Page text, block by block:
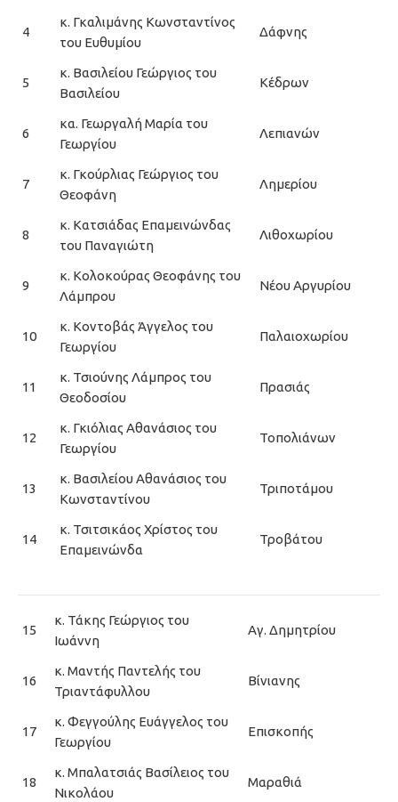
4
κ. Γκαλιμάνης Κωνσταντίνος
του Ευθυμίου
Δάφνης
5
κ. Βασιλείου Γεώργιος του
Βασιλείου
Κέδρων
6
κα. Γεωργαλή Μαρία του
Γεωργίου
Λεπιανών
7
κ. Γκούρλιας Γεώργιος του
Θεοφάνη
Λημερίου
8
κ. Κατσιάδας Επαμεινώνδας
του Παναγιώτη
Λιθοχωρίου
9
κ. Κολοκούρας Θεοφάνης του
Λάμπρου
Νέου Αργυρίου
10
κ. Κοντοβάς Άγγελος του
Γεωργίου
Παλαιοχωρίου
11
κ. Τσιούνης Λάμπρος του
Θεοδοσίου
Πρασιάς
12
κ. Γκιόλιας Αθανάσιος του
Γεωργίου
Τοπολιάνων
13
κ. Βασιλείου Αθανάσιος του
Κωνσταντίνου
Τριποτάμου
14
κ. Τσιτσικάος Χρίστος του
Επαμεινώνδα
Τροβάτου
15
κ. Τάκης Γεώργιος του
Ιωάννη
Αγ. Δημητρίου
16
κ. Μαντής Παντελής του
Τριαντάφυλλου
Βίνιανης
17
κ. Φεγγούλης Ευάγγελος του
Γεωργίου
Επισκοπής
18
κ. Μπαλατσιάς Βασίλειος του
Νικολάου
Μαραθιά